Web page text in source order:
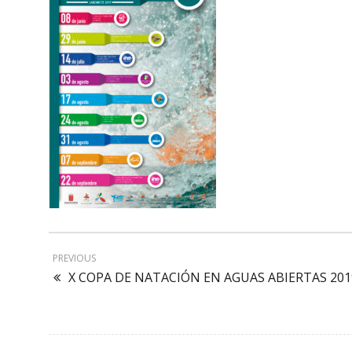
PREVIOUS
X COPA DE NATACIÓN EN AGUAS ABIERTAS